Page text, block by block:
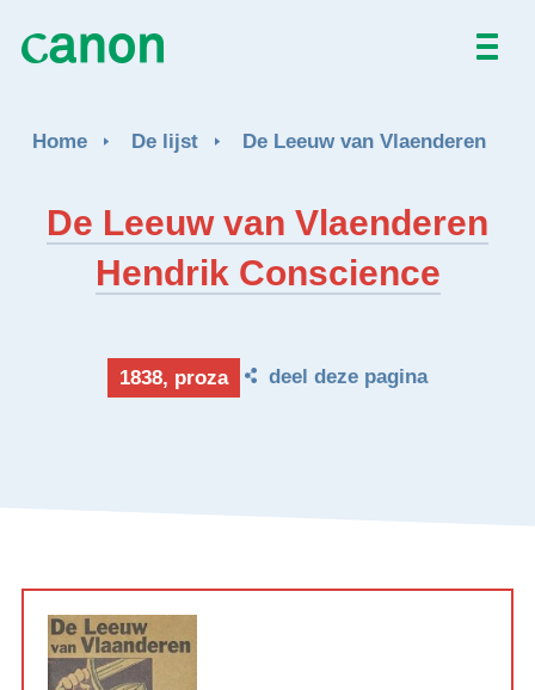
Over
Home De lijst De Leeuw van Vlaenderen
De Leeuw van Vlaenderen
Hendrik Conscience
1838, proza deel deze pagina